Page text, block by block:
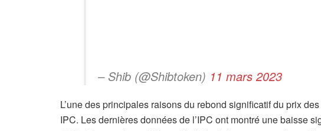
– Shib (@Shibtoken) 11 mars 2023
L’une des principales raisons du rebond significatif du prix
IPC. Les dernières données de l’IPC ont montré une baisse